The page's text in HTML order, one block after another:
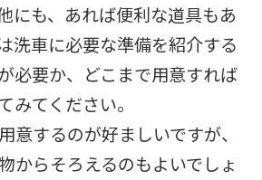
にも、あれば便利な道具もあ
洗車に必要な準備を紹介する
必要か、どこまで用意すれば
みてください。
意するのが好ましいですが、
からそろえるのもよいでしょ